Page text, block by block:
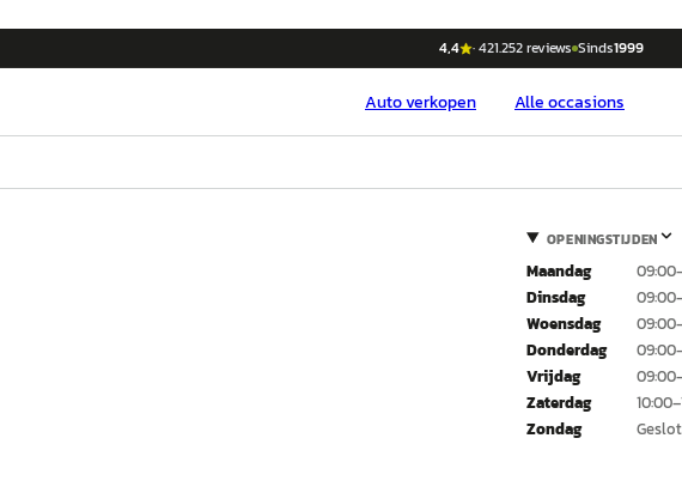
4,4 ·421.252reviews Sinds1999
Autoverkopen Alle occasions
OPENINGSTIJDEN
Maandag
Dinsdag
Woensdag
Donderdag
Vrijdag
Zaterdag
Zondag